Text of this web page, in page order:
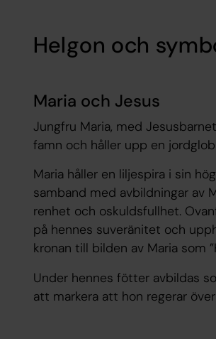
Helgon och
Maria och Jesus
Jungfru Maria, med
famn och håller upp en
Maria håller en liljespira i sin
samband med avbildningar av
renhet och oskuldsfullhet.
på hennes suveränitet och
kronan till bilden av Maria som
Under hennes fötter avbildas
att markera att hon regerar